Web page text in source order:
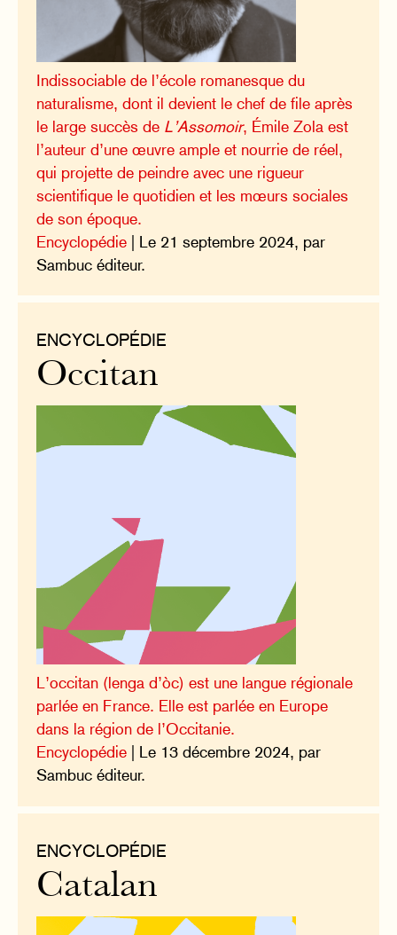
Indissociable de l’école romanesque du
naturalisme, dont il devient le chef de file après
le large succès de L’Assomoir, Émile Zola est
l’auteur d’une œuvre ample et nourrie de réel,
qui projette de peindre avec une rigueur
scientifique le quotidien et les mœurs sociales
de son époque.
Encyclopédie | Le 21 septembre 2024, par
Sambuc éditeur.
ENCYCLOPÉDIE
Occitan
L’occitan (lenga d’òc) est une langue régionale
parlée en France. Elle est parlée en Europe
dans la région de l’Occitanie.
Encyclopédie | Le 13 décembre 2024, par
Sambuc éditeur.
ENCYCLOPÉDIE
Catalan